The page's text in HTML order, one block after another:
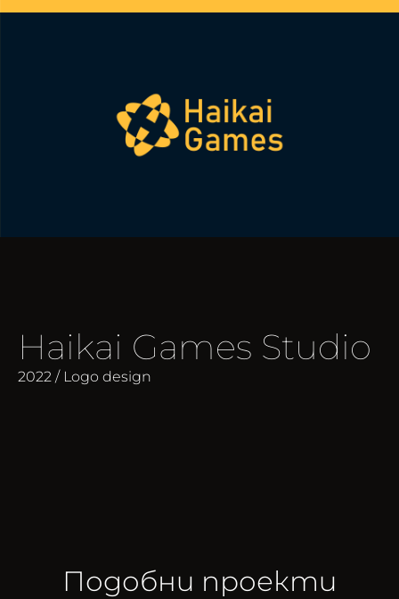
Haikai Games Studio
2022 / Logo design
Подобни проекти